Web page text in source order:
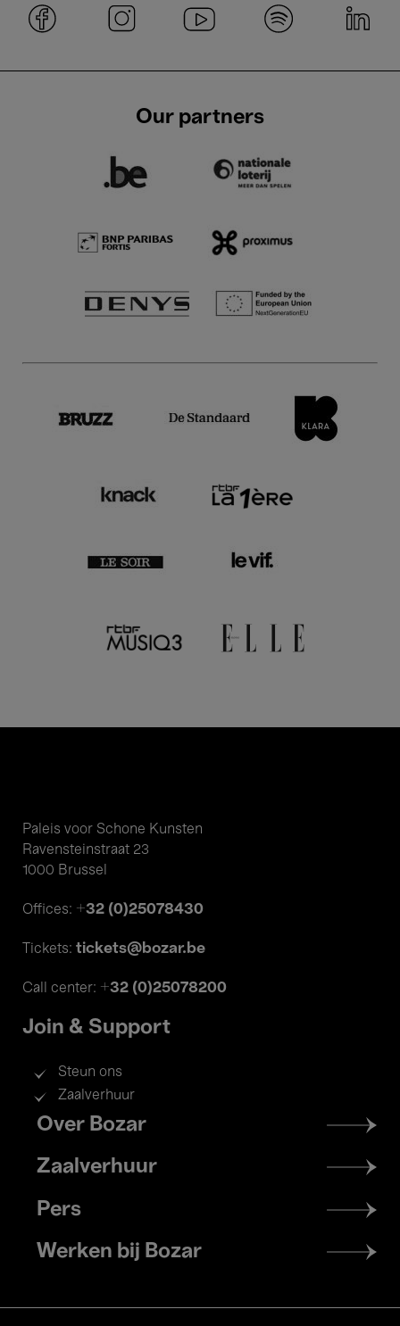
Our partners
Paleis voor Schone Kunsten
Ravensteinstraat 23
1000 Brussel
Offices: +32 (0)25078430
Tickets: tickets@bozar.be
Call center: +32 (0)25078200
Join & Support
Steun ons
Zaalverhuur
Footer
menu
Over Bozar
Zaalverhuur
Pers
Werken bij Bozar